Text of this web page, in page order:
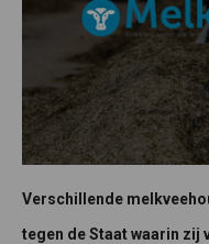
Verschillende
tegen de Staat waarin zij